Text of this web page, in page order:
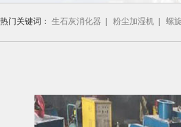
热门关键词： 生石灰消化器 粉尘加湿机 螺